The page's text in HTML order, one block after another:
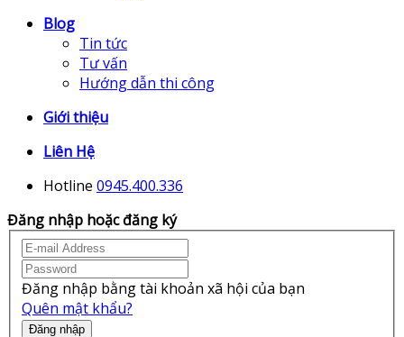
Blog
Tin tức
Tư vấn
Hướng dẫn thi công
Giới thiệu
Liên Hệ
Hotline 0945.400.336
Đăng nhập hoặc đăng ký
Đăng nhập bằng tài khoản xã hội của bạn
Quên mật khẩu?
Đăng nhập